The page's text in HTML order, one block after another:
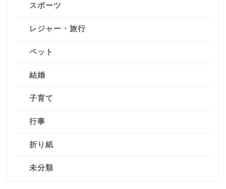
スポーツ
レジャー・旅行
ペット
結婚
子育て
行事
折り紙
未分類